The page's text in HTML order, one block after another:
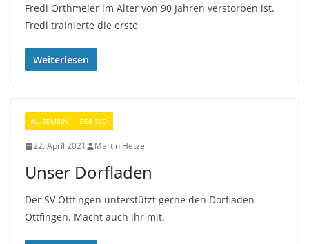
Fredi Orthmeier im Alter von 90 Jahren verstorben ist.
Fredi trainierte die erste
Weiterlesen
ALLGEMEIN DER SVO
22. April 2021 Martin Hetzel
Unser Dorfladen
Der SV Ottfingen unterstützt gerne den Dorfladen
Ottfingen. Macht auch ihr mit.